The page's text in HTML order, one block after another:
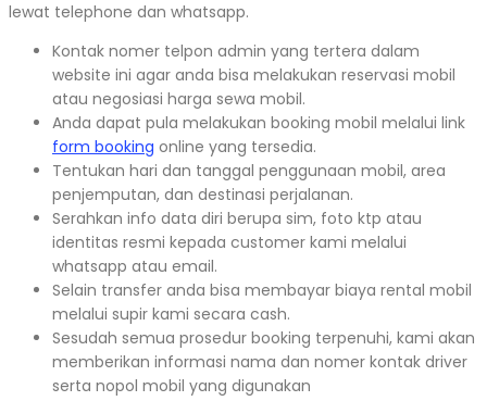
lewat telephone dan whatsapp.
Kontak nomer telpon admin yang tertera dalam
website ini agar anda bisa melakukan reservasi mobil
atau negosiasi harga sewa mobil.
Anda dapat pula melakukan booking mobil melalui link
form booking online yang tersedia.
Tentukan hari dan tanggal penggunaan mobil, area
penjemputan, dan destinasi perjalanan.
Serahkan info data diri berupa sim, foto ktp atau
identitas resmi kepada customer kami melalui
whatsapp atau email.
Selain transfer anda bisa membayar biaya rental mobil
melalui supir kami secara cash.
Sesudah semua prosedur booking terpenuhi, kami akan
memberikan informasi nama dan nomer kontak driver
serta nopol mobil yang digunakan